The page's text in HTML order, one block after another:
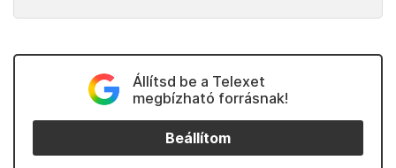
Állítsd be a Telexet
megbízható forrásnak!
Beállítom